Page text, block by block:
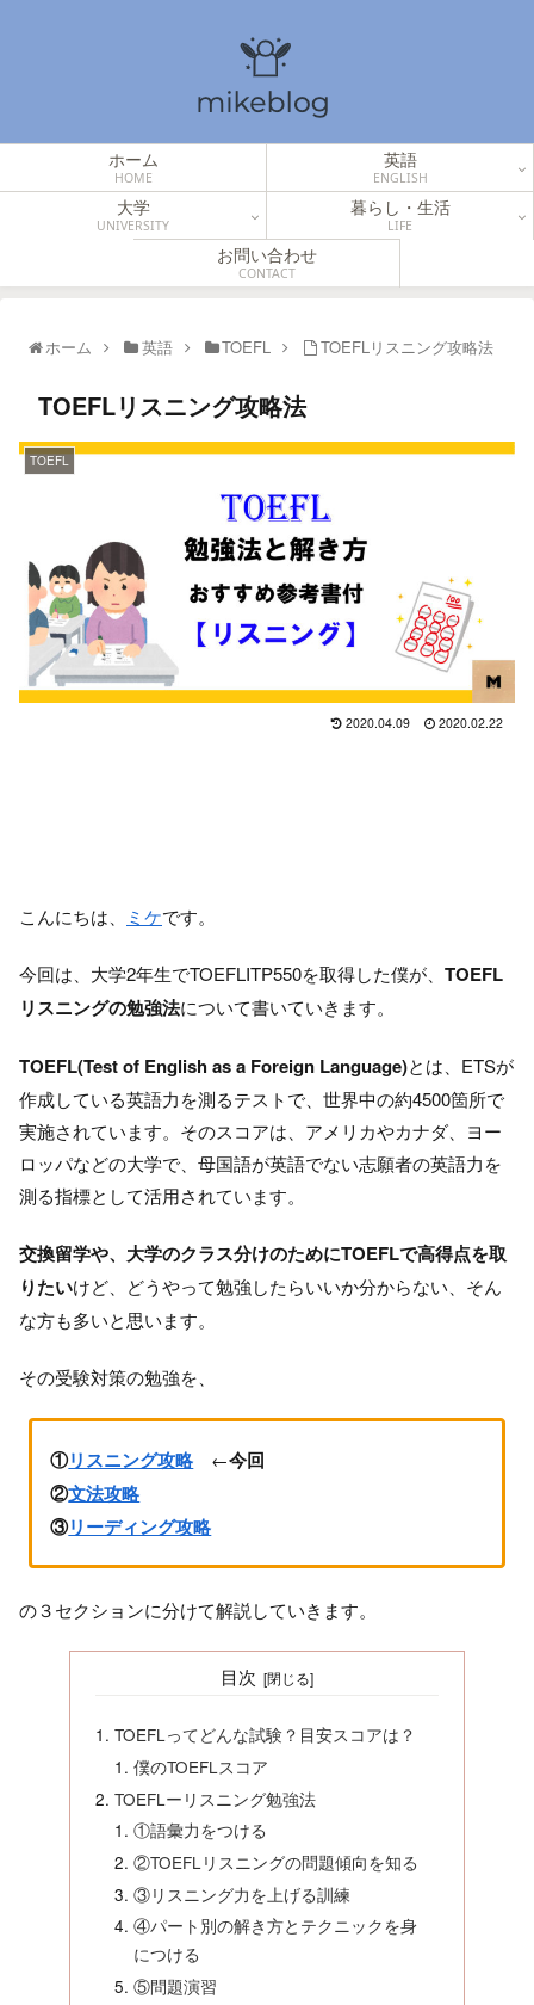
ホーム
HOME
英語
ENGLISH
大学
UNIVERSITY
暮らし・生活
LIFE
お問い合わせ
CONTACT
ホーム 英語 TOEFL TOEFLリスニング攻略法
TOEFLリスニング攻略法
TOEFL
2020.04.09 2020.02.22
こんにちは、 ミケです。
今回は、大学2年生でTOEFLITP550を取得した僕が、 TOEFL
リスニングの勉強法について書いていきます。
TOEFL(Test of English as a Foreign Language)とは、ETSが
作成している英語力を測るテストで、世界中の約4500箇所で
実施されています。そのスコアは、アメリカやカナダ、ヨー
ロッパなどの大学で、母国語が英語でない志願者の英語力を
測る指標として活用されています。
交換留学や、大学のクラス分けのためにTOEFLで高得点を取
りたいけど、どうやって勉強したらいいか分からない、そん
な方も多いと思います。
その受験対策の勉強を、
①リスニング攻略 ←今回
②文法攻略
③リーディング攻略
の３セクションに分けて解説していきます。
目次
TOEFLってどんな試験？目安スコアは？
僕のTOEFLスコア
TOEFLーリスニング勉強法
①語彙力をつける
②TOEFLリスニングの問題傾向を知る
③リスニング力を上げる訓練
④パート別の解き方とテクニックを身
につける
⑤問題演習